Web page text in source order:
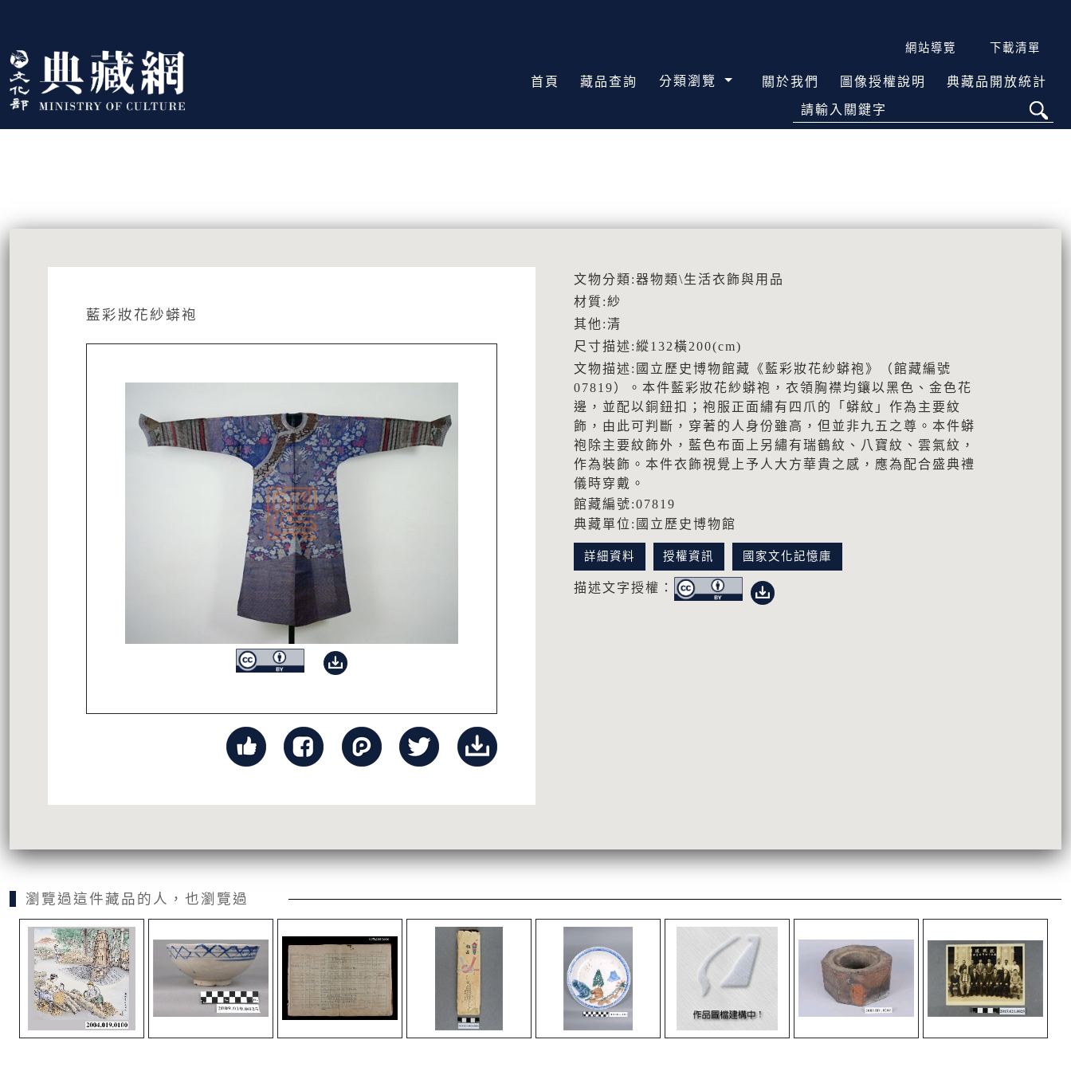
:::
網站導覽 下載清單
首頁 藏品查詢 分類瀏覽 關於我們 圖像授權說明 典藏品開放統計
請輸入關鍵字
藍彩妝花紗蟒袍
文物分類:器物類\生活衣飾與用品
材質:紗
其他:清
尺寸描述:縱132橫200(cm)
文物描述:國立歷史博物館藏《藍彩妝花紗蟒袍》（館藏編號
07819）。本件藍彩妝花紗蟒袍，衣領胸襟均鑲以黑色、金色花
邊，並配以銅鈕扣；袍服正面繡有四爪的「蟒紋」作為主要紋
飾，由此可判斷，穿著的人身份雖高，但並非九五之尊。本件蟒
袍除主要紋飾外，藍色布面上另繡有瑞鶴紋、八寶紋、雲氣紋，
作為裝飾。本件衣飾視覺上予人大方華貴之感，應為配合盛典禮
儀時穿戴。
館藏編號:07819
典藏單位:國立歷史博物館
詳細資料 授權資訊 國家文化記憶庫
描述文字授權：
瀏覽過這件藏品的人，也瀏覽過